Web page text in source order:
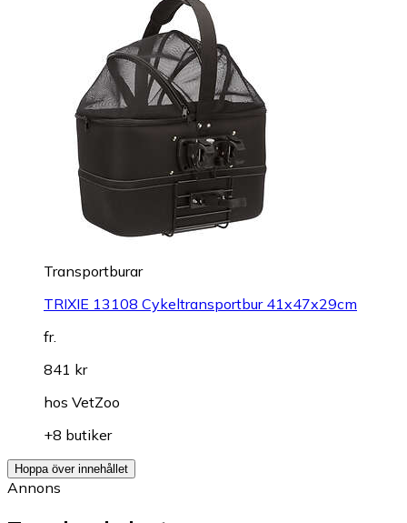
Transportburar
TRIXIE 13108 Cykeltransportbur 41x47x29cm
fr.
841 kr
hos VetZoo
+8 butiker
Hoppa över innehållet
Annons